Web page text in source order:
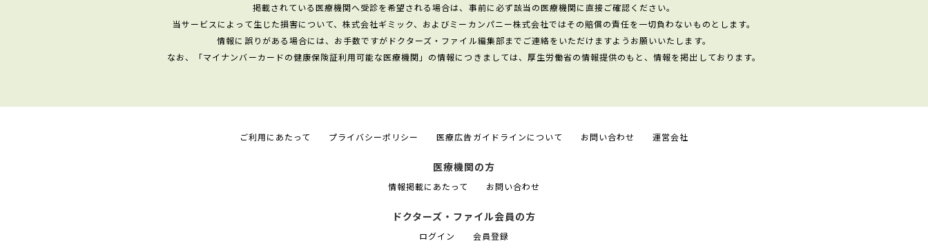
掲載されている医療機関へ受診を希望される場合は、事前に必ず該当の医療機関に直接ご確認ください。
当サービスによって生じた損害について、株式会社ギミック、およびミーカンパニー株式会社ではその賠償の責任を一切負わないものとします。
情報に誤りがある場合には、お手数ですがドクターズ・ファイル編集部までご連絡をいただけますようお願いいたします。
なお、「マイナンバーカードの健康保険証利用可能な医療機関」の情報につきましては、厚生労働省の情報提供のもと、情報を掲出しております。
ご利用にあたって プライバシーポリシー 医療広告ガイドラインについて お問い合わせ 運営会社
医療機関の方
情報掲載にあたって お問い合わせ
ドクターズ・ファイル会員の方
ログイン 会員登録